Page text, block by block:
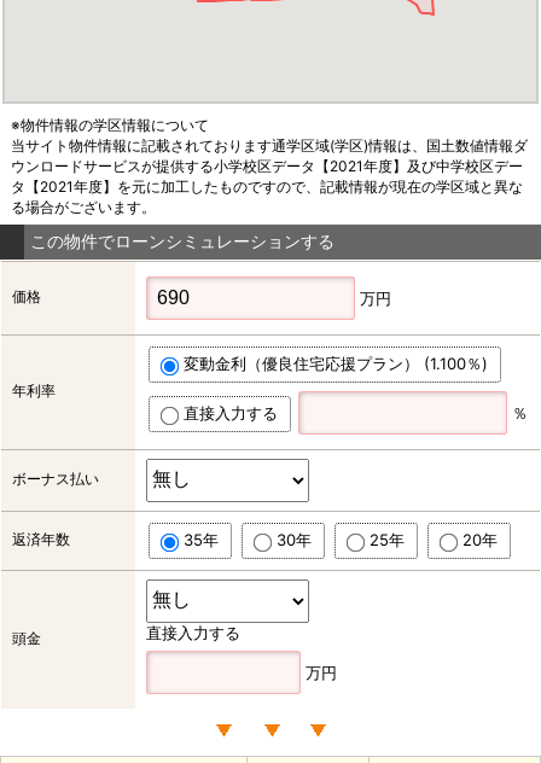
※物件情報の学区情報について
当サイト物件情報に記載されております通学区域(学区)情報は、国土数値情報ダ
ウンロードサービスが提供する小学校区データ【2021年度】及び中学校区デー
タ【2021年度】を元に加工したものですので、記載情報が現在の学区域と異な
る場合がございます。
この物件でローンシミュレーションする
価格 万円
年利率
変動金利（優良住宅応援プラン） (1.100％)
直接入力する ％
ボーナス払い
返済年数 35年 30年 25年 20年
頭金 直接入力する
万円